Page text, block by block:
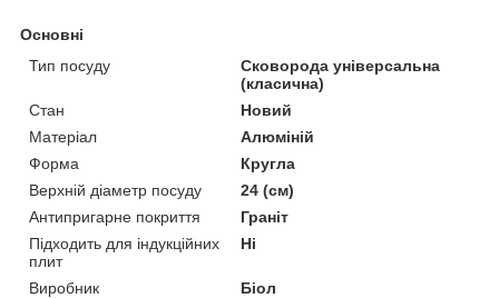
Основні
Тип посуду
Сковорода універсальна
(класична)
Стан
Новий
Матеріал
Алюміній
Форма
Кругла
Верхній діаметр посуду
24 (см)
Антипригарне покриття
Граніт
Підходить для індукційних
плит
Ні
Виробник
Біол